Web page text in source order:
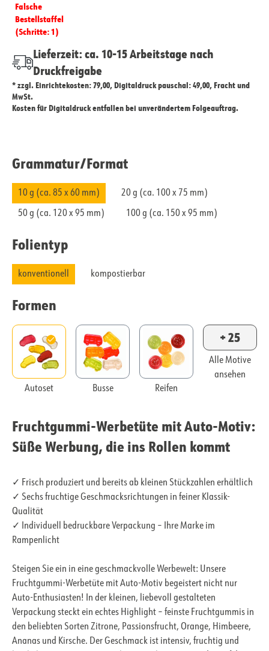
Falsche
Bestellstaffel
(Schritte: 1)
Lieferzeit: ca. 10-15 Arbeitstage nach
Druckfreigabe
* zzgl. Einrichtekosten: 79,00, Digitaldruck pauschal: 49,00, Fracht und
MwSt.
Kosten für Digitaldruck entfallen bei unverändertem Folgeauftrag.
Grammatur/​Format
10 g (ca. 85 x 60 mm) 20 g (ca. 100 x 75 mm)
50 g (ca. 120 x 95 mm) 100 g (ca. 150 x 95 mm)
Folientyp
konventionell kompostierbar
Formen
Autoset Busse Reifen
+ 25
Alle Motive
ansehen
Fruchtgummi-Werbetüte mit Auto-Motiv:
Süße Werbung, die ins Rollen kommt
✓ Frisch produziert und bereits ab kleinen Stückzahlen erhältlich
✓ Sechs fruchtige Geschmacksrichtungen in feiner Klassik-
Qualität
✓ Individuell bedruckbare Verpackung – Ihre Marke im
Rampenlicht
Steigen Sie ein in eine geschmackvolle Werbewelt: Unsere
Fruchtgummi-Werbetüte mit Auto-Motiv begeistert nicht nur
Auto-Enthusiasten! In der kleinen, liebevoll gestalteten
Verpackung steckt ein echtes Highlight – feinste Fruchtgummis in
den beliebten Sorten Zitrone, Passionsfrucht, Orange, Himbeere,
Ananas und Kirsche. Der Geschmack ist intensiv, fruchtig und